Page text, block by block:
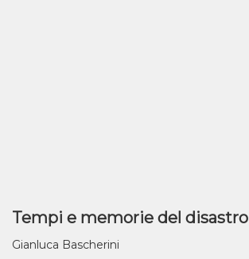
Tempi e memorie del disastro
Gianluca Bascherini